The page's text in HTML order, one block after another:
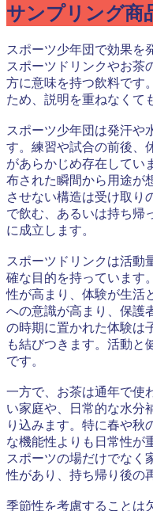
サンプリング商
スポーツ少年団で効果を
スポーツドリンクやお茶
方に意味を持つ飲料です
ため、説明を重ねなくて
スポーツ少年団は発汗や
す。練習や試合の前後、
があらかじめ存在してい
布された瞬間から用途が
させない構造は受け取り
で飲む、あるいは持ち帰
に成立します。
スポーツドリンクは活動
確な目的を持っています
性が高まり、体験が生活
への意識が高まり、保護
の時期に置かれた体験は
も結びつきます。活動と
です。
一方で、お茶は通年で使
い家庭や、日常的な水分
り込みます。特に春や秋
な機能性よりも日常性が
スポーツの場だけでなく
性があり、持ち帰り後の
季節性を考慮することは